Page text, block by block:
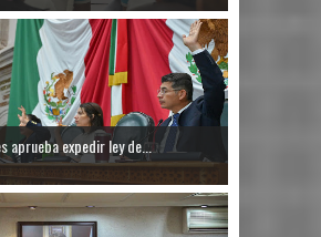
aprueba expedir ley de...